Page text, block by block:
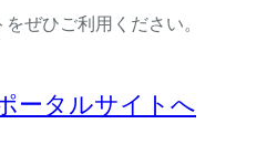
ぜひご利用ください。
ータルサイトへ